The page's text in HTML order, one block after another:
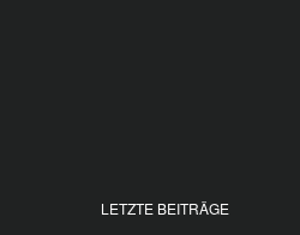
LETZTE BEITRÄGE